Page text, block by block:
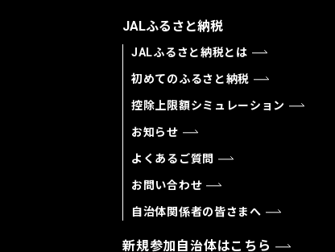
JALふるさと納税
JALふるさと納税とは
初めてのふるさと納税
控除上限額シミュレーション
お知らせ
よくあるご質問
お問い合わせ
自治体関係者の皆さまへ
新規参加自治体はこちら